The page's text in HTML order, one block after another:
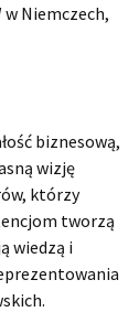
Niemczech,
biznesową,
wizję
którzy
tworzą
wiedzą i